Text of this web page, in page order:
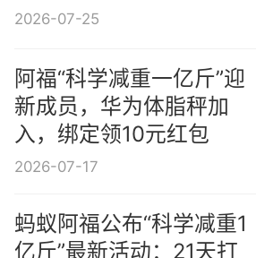
2026-07-25
阿福“科学减重一亿斤”迎
新成员，华为体脂秤加
入，绑定领10元红包
2026-07-17
蚂蚁阿福公布“科学减重1
亿斤”最新活动：21天打